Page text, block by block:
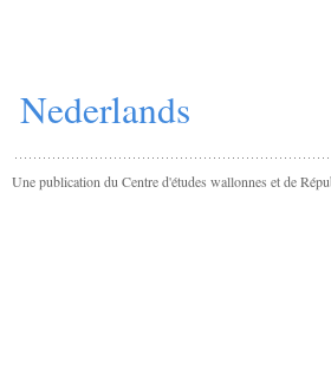
Nederlands
Une publication du Centre d'études wallonnes et de